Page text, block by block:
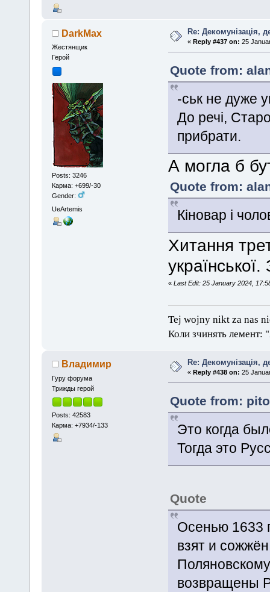
DarkMax
Жестянщик
Герой
Posts: 3246
Карма: +699/-30
Gender:
UeArtemis
Re: Декомунізація,
«Reply #437 on: 25
Quote from:
-ськ не дуже
До речі,
прибрати.
А могла б
Quote from:
Кіновар і
Хитання
« Last Edit: 25 January 2024,
Tej wojny nikt za nas
Коли зчинять
Владимир
Гуру форума
Трижды герой
Posts: 42583
Карма: +7934/-133
Re: Декомунізація,
«Reply #438 on: 25
Quote from:
Это когда
Тогда это
Quote
Осенью 1633
взят и
возвращены